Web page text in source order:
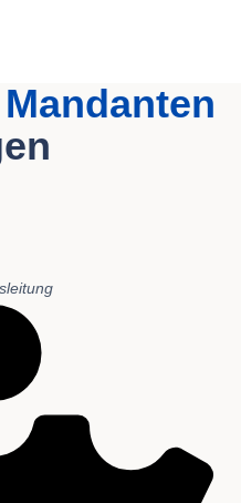
Mandanten